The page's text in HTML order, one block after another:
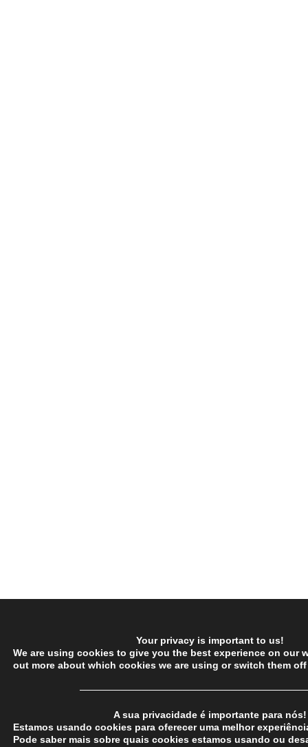
Your privacy is important to us!
We are using cookies to give you the best experience on our
out more about which cookies we are using or switch them
A sua privacidade é importante para nós!
Estamos usando cookies para oferecer uma melhor
Pode saber mais sobre quais cookies estamos usando ou